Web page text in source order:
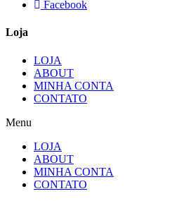
Facebook
Loja
LOJA
ABOUT
MINHA CONTA
CONTATO
Menu
LOJA
ABOUT
MINHA CONTA
CONTATO